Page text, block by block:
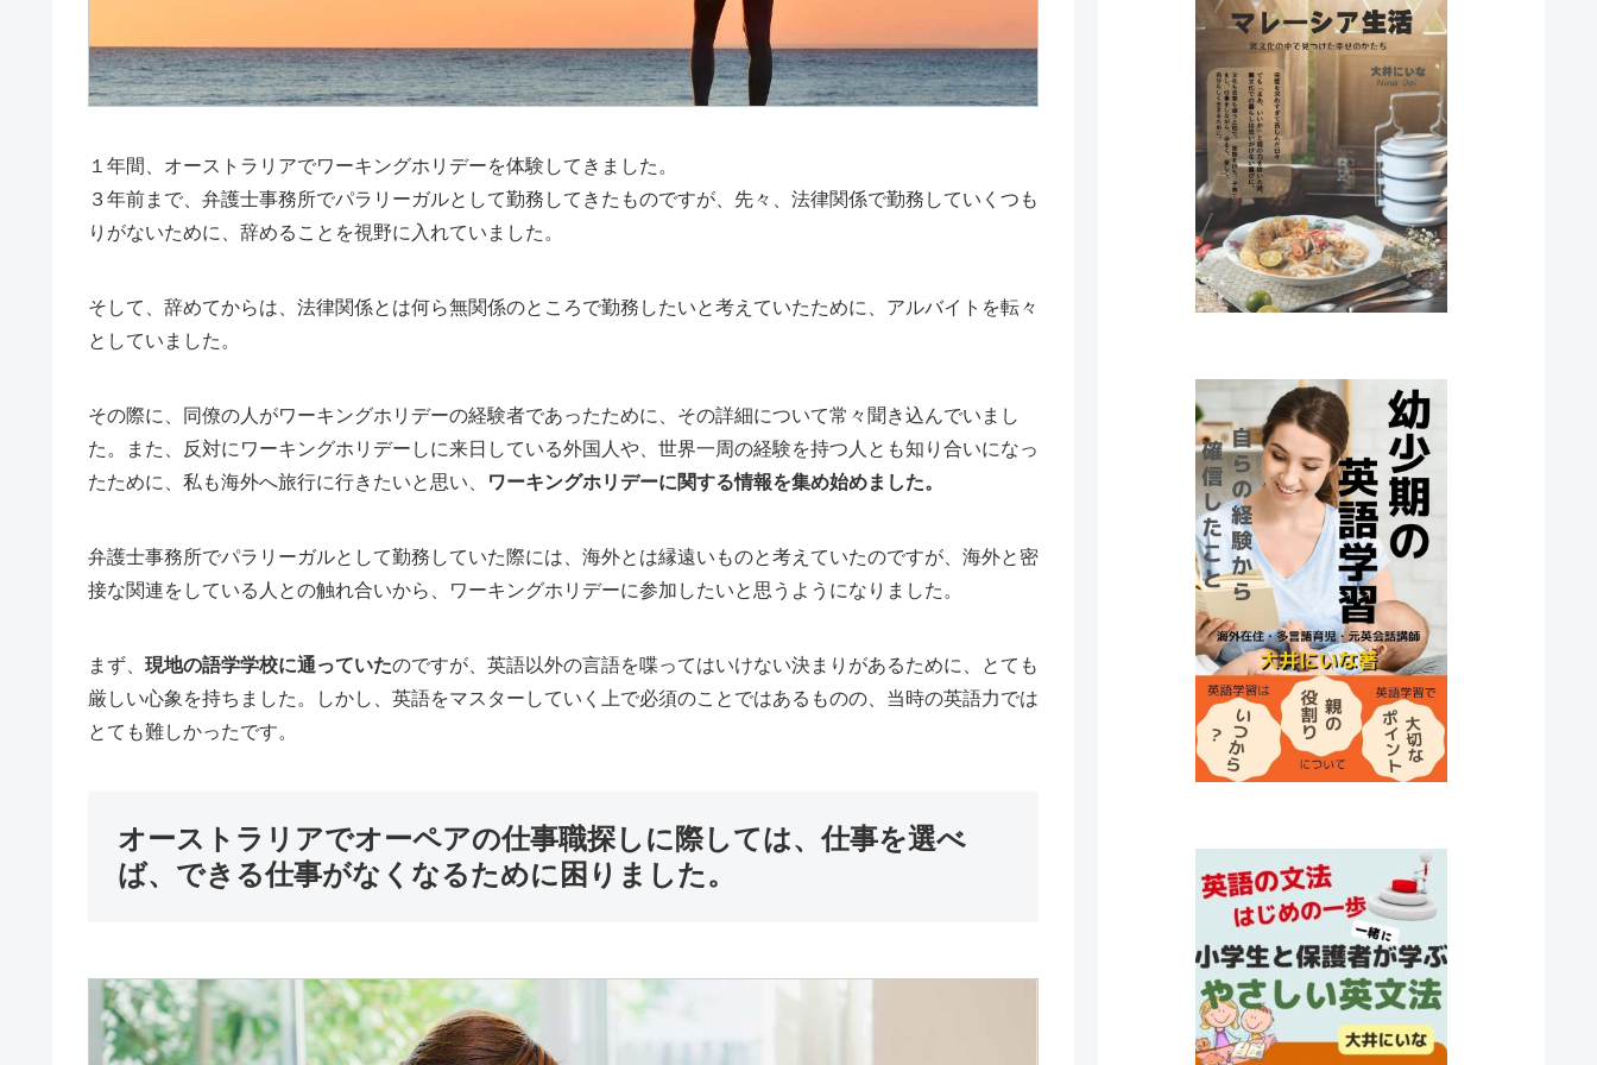
１年間、オーストラリアでワーキングホリデーを体験してきました。
３年前まで、弁護士事務所でパラリーガルとして勤務してきたものですが、先々、法律関係で勤務していくつも
りがないために、辞めることを視野に入れていました。
そして、辞めてからは、法律関係とは何ら無関係のところで勤務したいと考えていたために、アルバイトを転々
としていました。
その際に、同僚の人がワーキングホリデーの経験者であったために、その詳細について常々聞き込んでいまし
た。また、反対にワーキングホリデーしに来日している外国人や、世界一周の経験を持つ人とも知り合いになっ
たために、私も海外へ旅行に行きたいと思い、
ワーキングホリデーに関する情報を集め始めました。
弁護士事務所でパラリーガルとして勤務していた際には、海外とは縁遠いものと考えていたのですが、海外と密
接な関連をしている人との触れ合いから、ワーキングホリデーに参加したいと思うようになりました。
まず、 現地の語学学校に通っていたのですが、英語以外の言語を喋ってはいけない決まりがあるために、とても
厳しい心象を持ちました。しかし、英語をマスターしていく上で必須のことではあるものの、当時の英語力では
とても難しかったです。
オーストラリアでオーペアの仕事職探しに際しては、仕事を選べ
ば、できる仕事がなくなるために困りました。